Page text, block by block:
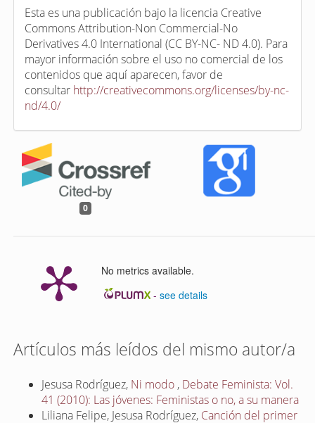
Esta es una publicación bajo la licencia Creative
Commons Attribution-Non Commercial-No
Derivatives 4.0 International (CC BY-NC- ND 4.0). Para
mayor información sobre el uso no comercial de los
contenidos que aquí aparecen, favor de
consultar http://creativecommons.org/licenses/by-nc-
nd/4.0/
0
No metrics available.
-see details
Artículos más leídos del mismo autor/a
Jesusa Rodríguez, Ni modo , Debate Feminista: Vol.
41 (2010): Las jóvenes: Feministas o no, a su manera
Liliana Felipe, Jesusa Rodríguez, Canción del primer